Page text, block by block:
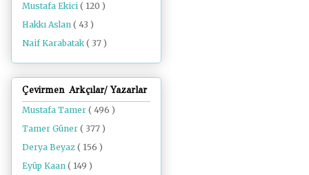
Mustafa Ekici ( 120 )
Hakkı Aslan ( 43 )
Naif Karabatak( 37 )
Çevirmen Arkçılar/ Yazarlar
Mustafa Tamer ( 496 )
Tamer Güner ( 377 )
Derya Beyaz ( 156 )
Eyüp Kaan ( 149 )